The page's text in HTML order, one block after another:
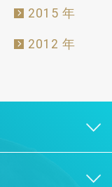
2015 年
2012 年